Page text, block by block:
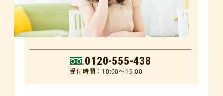
0120-555-438
受付時間：10:00～19:00